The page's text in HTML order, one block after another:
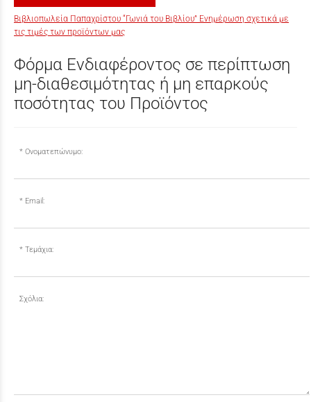
Βιβλιοπωλεία Παπαχρίστου “Γωνιά του Βιβλίου” Ενημέρωση σχετικά με
τις τιμές των προϊόντων μας
Φόρμα Ενδιαφέροντος σε περίπτωση
μη-διαθεσιμότητας ή μη επαρκούς
ποσότητας του Προϊόντος
Ονοματεπώνυμο:
Email:
Τεμάχια:
Σχόλια: